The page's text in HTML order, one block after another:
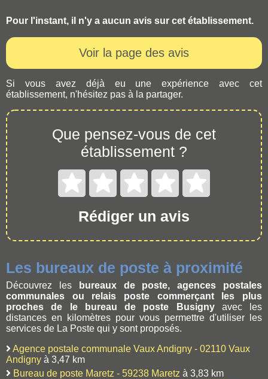
Pour l'instant, il n'y a aucun avis sur cet établissement.
Voir la page des avis
Si vous avez déjà eu une expérience avec cet
établissement, n'hésitez pas à la partager.
Que pensez-vous de cet
établissement ?
Rédiger un avis
Les bureaux de poste à proximité
Découvrez les
bureaux de poste, agences postales
communales ou relais poste commerçant les plus
proches de le bureau de poste Busignyavec les
distances en kilomètres pour vous permettre d'utiliser les
services de La Poste qui y sont proposés.
Agence postale communale Vaux Andigny - 02110 Vaux
Andigny à 3,47 km
Bureau de poste Maretz - 59238 Maretz à 3,83 km